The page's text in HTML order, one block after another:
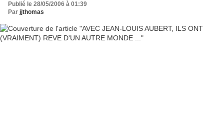
Publié le 28/05/2006 à 01:39
Par jjthomas